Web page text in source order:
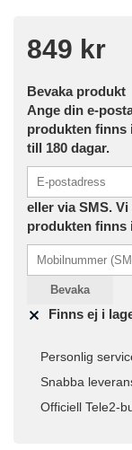
849 kr
Bevaka produkt
Ange din e-
produkten finns
till 180 dagar.
eller via SMS.
produkten finns
Bevaka
Finns ej i
Personlig
Snabba
Officiell Tele2-